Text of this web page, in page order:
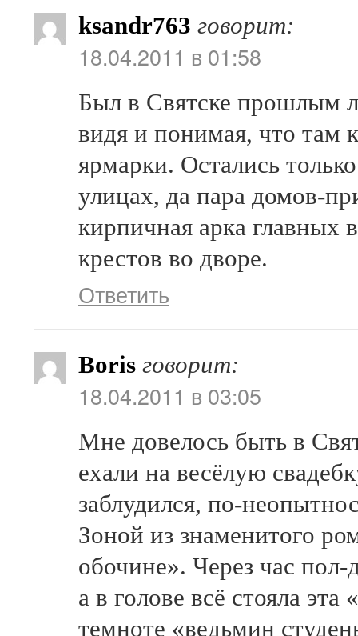
ksandr763 говорит:
18.04.2011 в 01:58
Был в Святске прошлым
видя и понимая, что там
ярмарки. Остались
улицах, да пара домов-
кирпичная арка главных
крестов во дворе.
Ответить
Boris говорит:
18.04.2011 в 03:05
Мне довелось быть в
ехали на весёлую
заблудился, по-
Зоной из знаменитого
обочине». Через час
а в голове всё стояла эта
темноте «ведьмин